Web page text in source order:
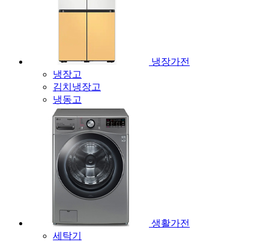
냉장가전
냉장고
김치냉장고
냉동고
생활가전
세탁기